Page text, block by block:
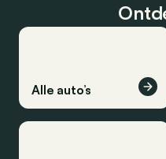
Alle auto’s